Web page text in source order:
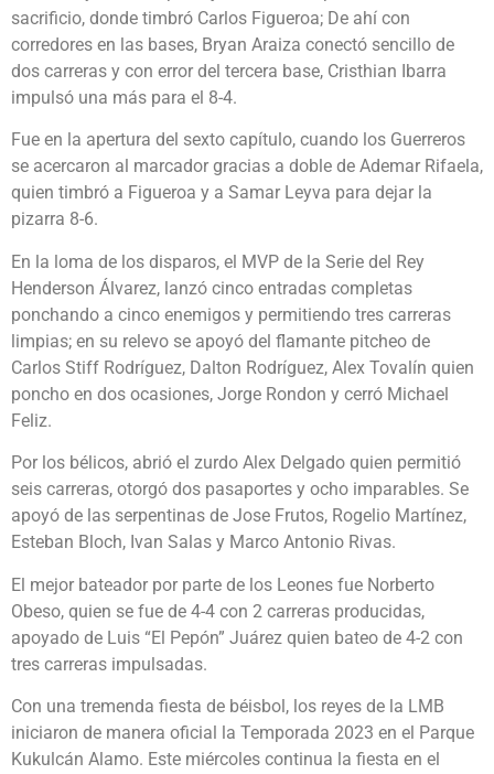
sacrificio, donde timbró Carlos Figueroa; De ahí con
corredores en las bases, Bryan Araiza conectó sencillo de
dos carreras y con error del tercera base, Cristhian Ibarra
impulsó una más para el 8-4.
Fue en la apertura del sexto capítulo, cuando los Guerreros
se acercaron al marcador gracias a doble de Ademar Rifaela,
quien timbró a Figueroa y a Samar Leyva para dejar la
pizarra 8-6.
En la loma de los disparos, el MVP de la Serie del Rey
Henderson Álvarez, lanzó cinco entradas completas
ponchando a cinco enemigos y permitiendo tres carreras
limpias; en su relevo se apoyó del flamante pitcheo de
Carlos Stiff Rodríguez, Dalton Rodríguez, Alex Tovalín quien
poncho en dos ocasiones, Jorge Rondon y cerró Michael
Feliz.
Por los bélicos, abrió el zurdo Alex Delgado quien permitió
seis carreras, otorgó dos pasaportes y ocho imparables. Se
apoyó de las serpentinas de Jose Frutos, Rogelio Martínez,
Esteban Bloch, Ivan Salas y Marco Antonio Rivas.
El mejor bateador por parte de los Leones fue Norberto
Obeso, quien se fue de 4-4 con 2 carreras producidas,
apoyado de Luis “El Pepón” Juárez quien bateo de 4-2 con
tres carreras impulsadas.
Con una tremenda fiesta de béisbol, los reyes de la LMB
iniciaron de manera oficial la Temporada 2023 en el Parque
Kukulcán Alamo. Este miércoles continua la fiesta en el